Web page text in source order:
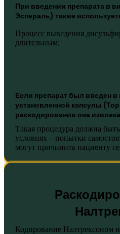
При введении препарата в
Эспераль) также
Процесс выведения
длительным;
Если препарат был введен
установленной капсулы
раскодировании она
Такая процедура должна
условиях – попытки
могут причинить пациенту
Кодирование Налтрексоном